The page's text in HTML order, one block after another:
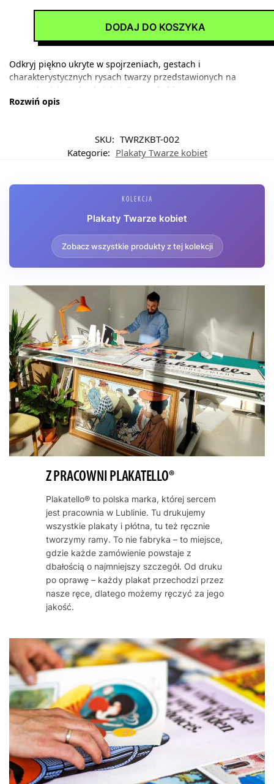
DODAJ DO KOSZYKA
Odkryj piękno ukryte w spojrzeniach, gestach i
charakterystycznych rysach twarzy przedstawionych na
naszych plakatach z kolekcji
Twarze kobiet
Rozwiń opis
SKU: TWRZKBT-002
Kategorie: Plakaty Twarze kobiet
KOLEKCJA
Plakaty Twarze kobiet
Zobacz wszystkie produkty z tej kolekcji
Z PRACOWNI PLAKATELLO®
Plakatello® to polska marka, której sercem
jest pracownia w Lublinie. Tu drukujemy
wszystkie plakaty i płótna, tu też ręcznie
tworzymy ramy. To nie fabryka – to miejsce,
gdzie każde zamówienie powstaje z
dbałością o najmniejszy szczegół. Od druku
po oprawę – każdy plakat przechodzi przez
nasze ręce, dlatego możemy ręczyć za jego
jakość.